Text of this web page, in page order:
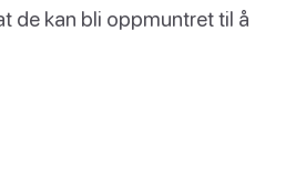
de kan bli oppmuntret til å